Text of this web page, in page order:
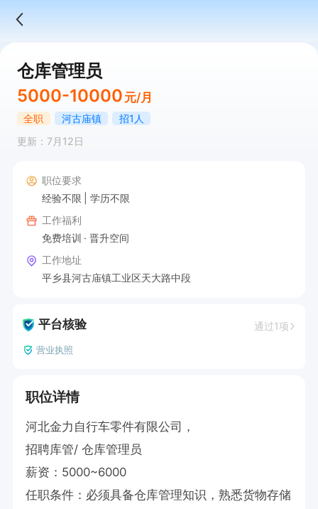
仓库管理员
5000-10000 元/月
全职 河古庙镇
招1人
更新：7月12日
职位要求
经验不限
学历不限
工作福利
免费培训
晋升空间
工作地址
平乡县河古庙镇工业区天大路中段
平台核验 通过1项
营业执照
职位详情
河北金力自行车零件有限公司，
招聘库管/ 仓库管理员
薪资：5000~6000
任职条件：必须具备仓库管理知识，熟悉货物存储